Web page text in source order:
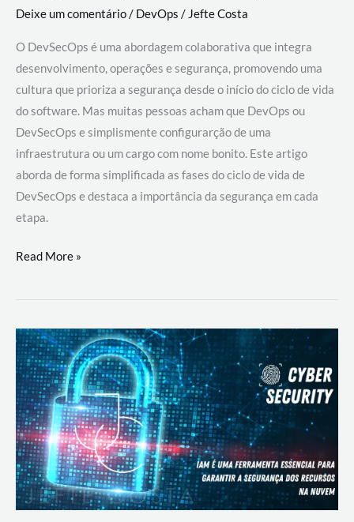
Deixe um comentário/ DevOps /Jefte Costa
O DevSecOps é uma abordagem colaborativa que integra
desenvolvimento, operações e segurança, promovendo uma
cultura que prioriza a segurança desde o início do ciclo de vida
do software. Mas muitas pessoas acham que DevOps ou
DevSecOps e simplismente configurarção de uma
infraestrutura ou um cargo com nome bonito. Este artigo
aborda de forma simplificada as fases do ciclo de vida de
DevSecOps e destaca a importância da segurança em cada
etapa.
DevSecOps
Prática:
Desenvolvimento,
Segurança
e
Operações
Read More »